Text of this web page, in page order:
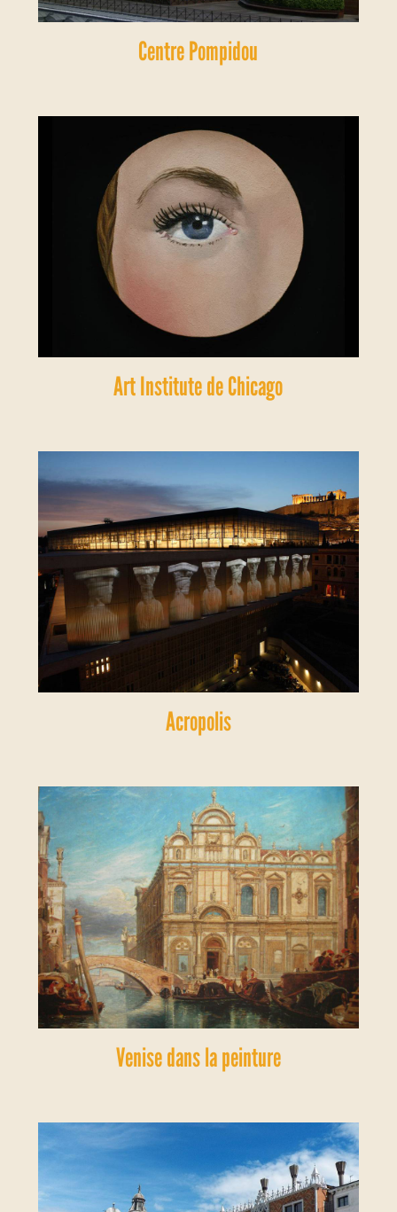
Centre Pompidou
Art Institute de Chicago
Acropolis
Venise dans la peinture